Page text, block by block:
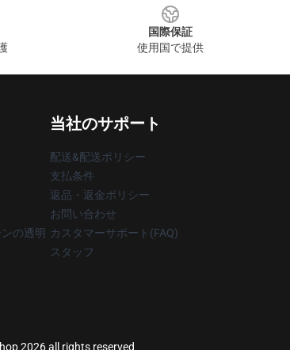
国際保証
使用国で提供
の透明
当社のサポート
配送&配送ポリシー
支払条件
返品・返金ポリシー
お問い合わせ
カスタマーサポート(FAQ)
スタッフ
2026 all rights reserved